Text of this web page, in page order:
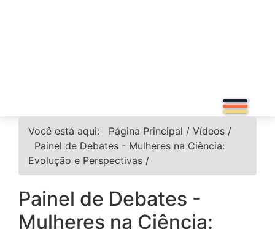
Você está aqui: Página Principal / Vídeos /
Painel de Debates - Mulheres na Ciência:
Evolução e Perspectivas /
Painel de Debates -
Mulheres na Ciência: